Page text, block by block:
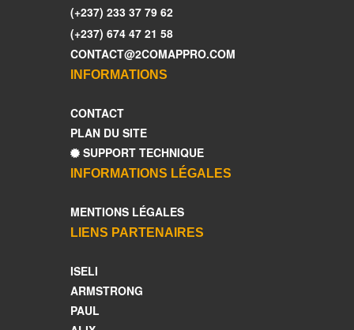
(+237) 233 37 79 62
(+237) 674 47 21 58
CONTACT@2COMAPPRO.COM
INFORMATIONS
CONTACT
PLAN DU SITE
SUPPORT TECHNIQUE
INFORMATIONS LÉGALES
MENTIONS LÉGALES
LIENS PARTENAIRES
ISELI
ARMSTRONG
PAUL